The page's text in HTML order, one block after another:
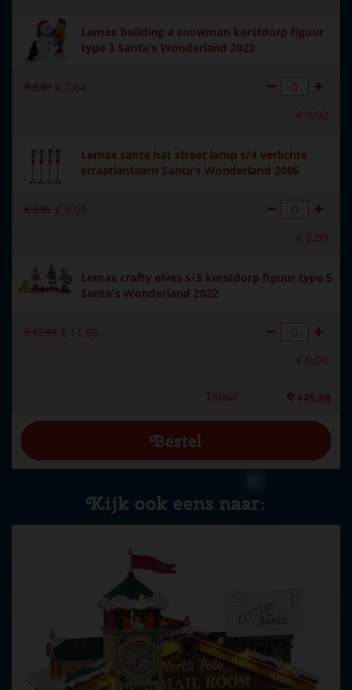
Materiaal
Formaat (B x D x H) 30x18x26,5 cm
Hoogte in cm
Lemax building a snowman kerstdorp figuur
type 3 Santa's Wonderland 2022
€8,49 € 7,64
€ 0,00
Lemax santa hat street lamp s/4 verlichte
straatlantaarn Santa's Wonderland 2006
€8,99 € 8,09
€ 0,00
Lemax crafty elves s/3 kerstdorp figuur type 5
Santa's Wonderland 2022
€12,99 € 11 ,69
€ 0,00
Totaal € 125,99
Kijk ook eens naar: